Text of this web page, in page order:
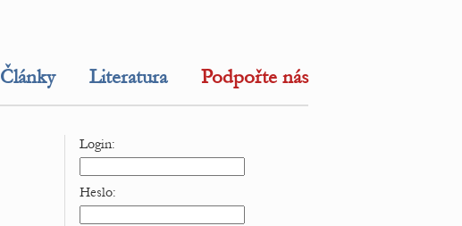
Články Literatura Podpořte nás
Login:
Heslo: